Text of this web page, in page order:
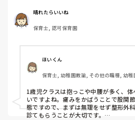
という私も、２週間前、初めて腰痛に
右腰が痛くて、起き上がれない。
ようやく立てたら、しゃがめない。
驚きました。
通院して、コルセット、湿布、痛み止
乗り切ったら
週末には、左が痛みだし、これも痛み
事をしていたら、
晴れたらいいね
保育士, 認可保育園
ほいくん
保育士, 幼稚園教諭, その他の職種, 幼稚
1歳児クラスは抱っこや中腰が多く、
いですよね。痛みをかばうことで股関
態ですので、まずは無理をせず整形外
診てもらうことが大切です。